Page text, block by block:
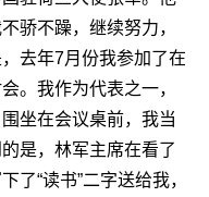
骄不躁，继续努力，
去年7月份我参加了在
。我作为代表之一，
坐在会议桌前，我当
是，林军主席在看了
了“读书”二字送给我，